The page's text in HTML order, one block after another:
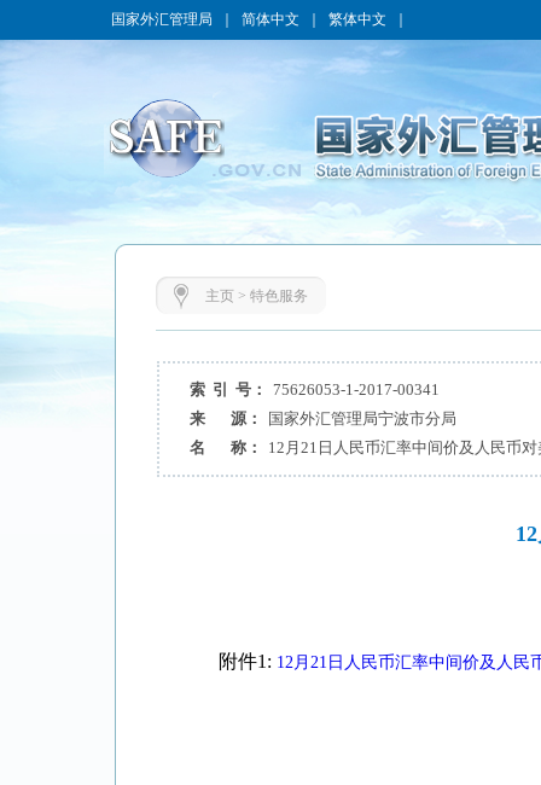
国家外汇管理局 简体中文 繁体中文
主页> 特色服务
索 引 号：
75626053-1-2017-00341
来 源：
国家外汇管理局宁波市分局
名 称：
12月21日人民币汇率中间价及人民币
附件1: 12月21日人民币汇率中间价及人民